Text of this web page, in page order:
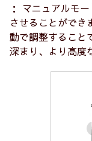
： マニュアルモ
させることができ
動で調整すること
深まり、より高度